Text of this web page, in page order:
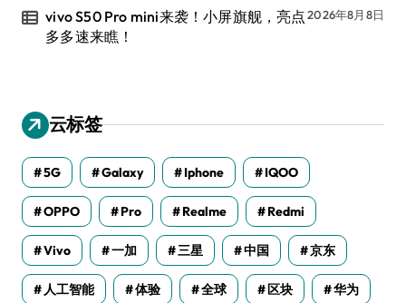
vivo S50 Pro mini来袭！小屏旗舰，亮点
多多速来瞧！
2026年8月8日
云标签
5G Galaxy Iphone IQOO
OPPO Pro Realme Redmi
Vivo 一加 三星 中国 京东
人工智能 体验 全球 区块 华为